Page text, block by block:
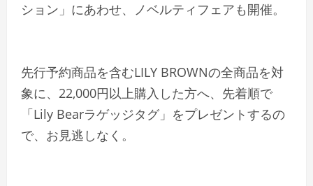
ション」にあわせ、ノベルティフェアも開催。
先行予約商品を含むLILY BROWNの全商品を対
象に、22,000円以上購入した方へ、先着順で
「Lily Bearラゲッジタグ」をプレゼントするの
で、お見逃しなく。